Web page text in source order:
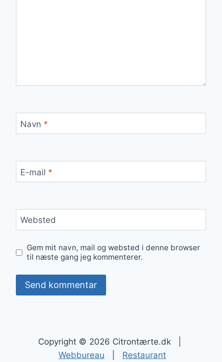
Navn *
E-mail *
Websted
Gem mit navn, mail og websted i denne browser
til næste gang jeg kommenterer.
Copyright © 2026 Citrontærte.dk |
Webbureau
Restaurant